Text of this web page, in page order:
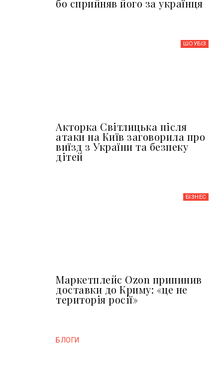
бо сприйняв його за українця
ШОУБIЗ
Акторка Світлицька після
атаки на Київ заговорила про
виїзд з України та безпеку
дітей
БІЗНЕС
Маркетплейс Ozon припинив
доставки до Криму: «це не
територія росії»
БЛОГИ